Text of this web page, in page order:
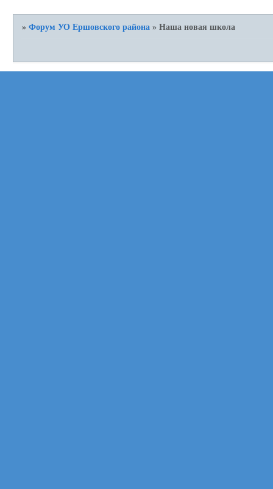
»Форум УО Ершовского района »Наша новая школа